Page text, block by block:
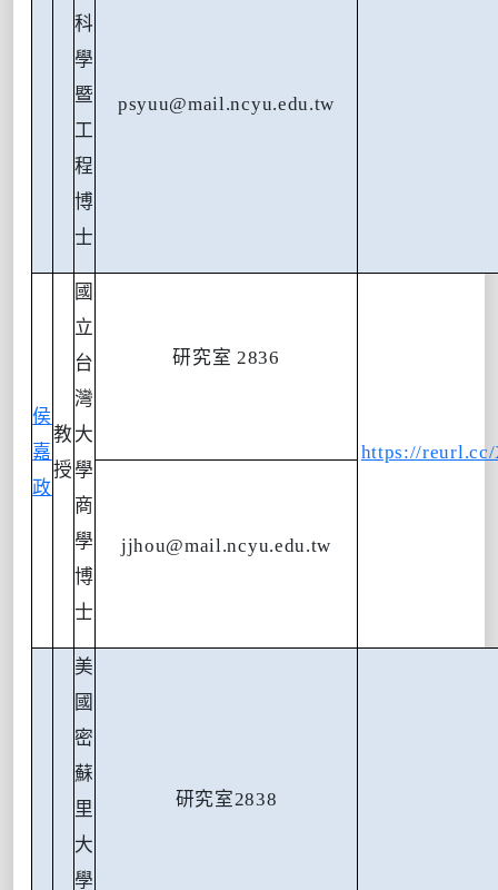
科
學
暨
工
程
博
士
psyuu@mail.ncyu.edu.tw
侯
嘉
政
教
授
國
立
台
灣
大
學
商
學
博
士
研究室 2836
https://reurl.cc/
jjhou@mail.ncyu.edu.tw
美
國
密
蘇
里
大
學
研究室2838